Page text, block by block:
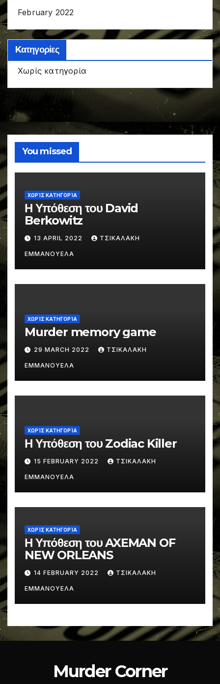
February 2022
Kατηγορίες
Χωρίς κατηγορία
You missed
ΧΩΡΊΣ ΚΑΤΗΓΟΡΊΑ
Η Υπόθεση του David
Berkowitz
13 APRIL 2022 ΤΣΙΚΑΛΑΚΗ
ΕΜΜΑΝΟΥΕΛΑ
ΧΩΡΊΣ ΚΑΤΗΓΟΡΊΑ
Murder memory game
29 MARCH 2022 ΤΣΙΚΑΛΑΚΗ
ΕΜΜΑΝΟΥΕΛΑ
ΧΩΡΊΣ ΚΑΤΗΓΟΡΊΑ
Η Υπόθεση του Zodiac Killer
15 FEBRUARY 2022 ΤΣΙΚΑΛΑΚΗ
ΕΜΜΑΝΟΥΕΛΑ
ΧΩΡΊΣ ΚΑΤΗΓΟΡΊΑ
Η Υπόθεση του AXEMAN OF
NEW ORLEANS
14 FEBRUARY 2022 ΤΣΙΚΑΛΑΚΗ
ΕΜΜΑΝΟΥΕΛΑ
Murder Corner